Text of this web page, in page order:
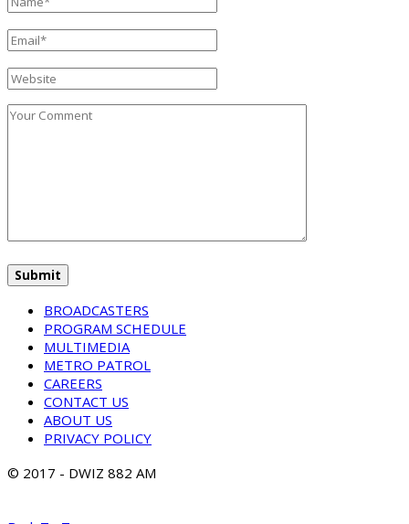
BROADCASTERS
PROGRAM SCHEDULE
MULTIMEDIA
METRO PATROL
CAREERS
CONTACT US
ABOUT US
PRIVACY POLICY
© 2017 - DWIZ 882 AM